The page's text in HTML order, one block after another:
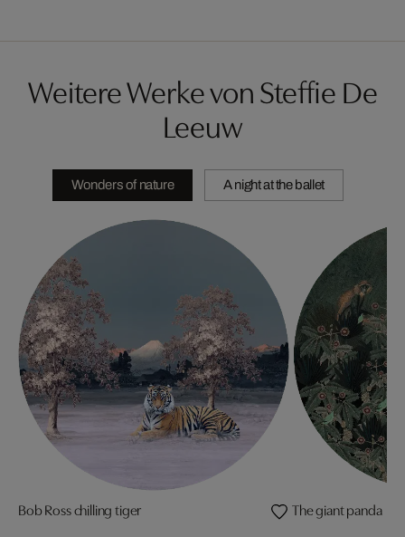
Weitere Werke von Steffie De
Leeuw
Wonders of nature A night at the ballet
Bob Ross chilling tiger The giant panda